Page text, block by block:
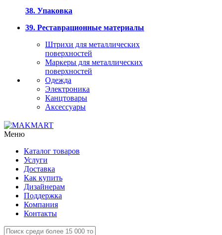
38. Упаковка
39. Реставрационные материалы
Штрихи для металлических
поверхностей
Маркеры для металлических
поверхностей
Одежда
Электроника
Канцтовары
Аксессуары
Меню
Каталог товаров
Услуги
Доставка
Как купить
Дизайнерам
Поддержка
Компания
Контакты